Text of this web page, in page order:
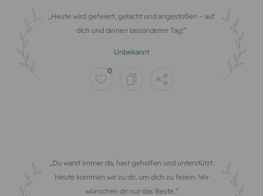
Heute wird gefeiert, gelacht und angestoßen – auf
dich und deinen besonderen Tag!
Unbekannt
0
Du warst immer da, hast geholfen und unterstützt.
Heute kommen wir zu dir, um dich zu feiern. Wir
wünschen dir nur das Beste.